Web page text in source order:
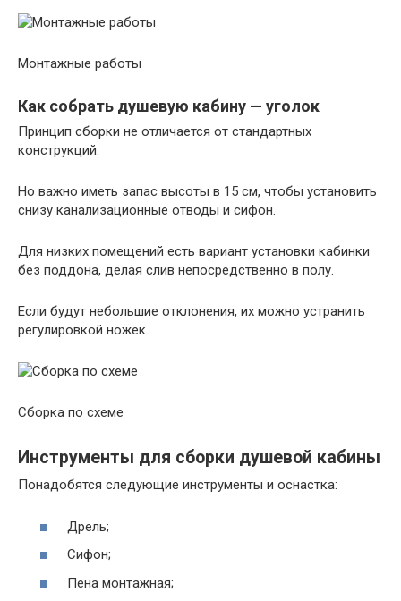
Монтажные работы
Как собрать душевую кабину — уголок
Принцип сборки не отличается от стандартных
конструкций.
Но важно иметь запас высоты в 15 см, чтобы установить
снизу канализационные отводы и сифон.
Для низких помещений есть вариант установки кабинки
без поддона, делая слив непосредственно в полу.
Если будут небольшие отклонения, их можно устранить
регулировкой ножек.
Сборка по схеме
Инструменты для сборки душевой кабины
Понадобятся следующие инструменты и оснастка:
Дрель;
Сифон;
Пена монтажная;